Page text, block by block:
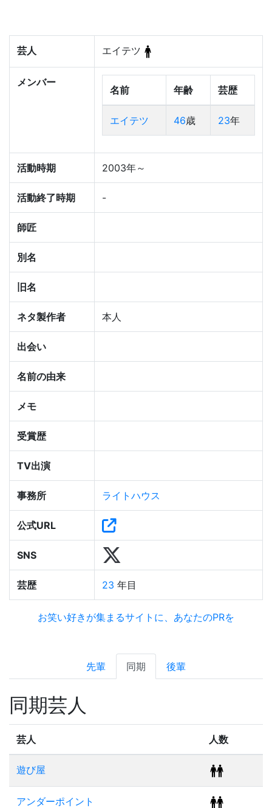
芸人 エイテツ
メンバー
名前 年齢 芸歴
エイテツ 46歳 23年
活動時期 2003年～
活動終了時期 -
師匠
別名
旧名
ネタ製作者 本人
出会い
名前の由来
メモ
受賞歴
TV出演
事務所 ライトハウス
公式URL
SNS
芸歴 23 年目
お笑い好きが集まるサイトに、あなたのPRを
先輩 同期 後輩
同期芸人
芸人 人数
遊び屋
アンダーポイント